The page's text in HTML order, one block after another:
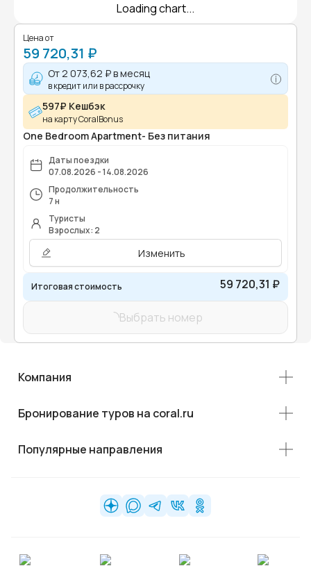
Loading chart...
Цена от
59 720,31 ₽
От2 073,62 ₽в месяц
в кредит или в рассрочку
597₽ Кешбэк
на карту CoralBonus
One Bedroom Apartment- Без питания
Даты поездки
07.08.2026 - 14.08.2026
Продолжительность
7 н
Туристы
Взрослых: 2
Изменить
Итоговая стоимость 59 720,31 ₽
Выбрать номер
Компания
Бронирование туров на coral.ru
Популярные направления